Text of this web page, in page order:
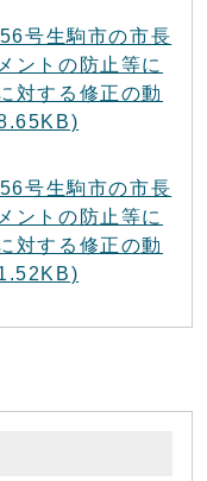
号生駒市の市長
ントの防止等に
対する修正の動
号生駒市の市長
ントの防止等に
対する修正の動